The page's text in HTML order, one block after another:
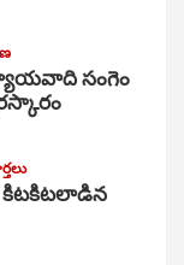
సంగెం
కిటకిటలాడిన